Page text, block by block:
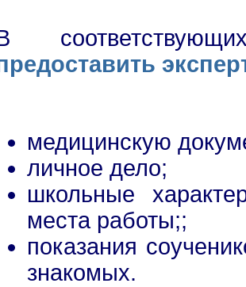
медицинскую
личное дело;
школьные
места работы;;
показания
знакомых.